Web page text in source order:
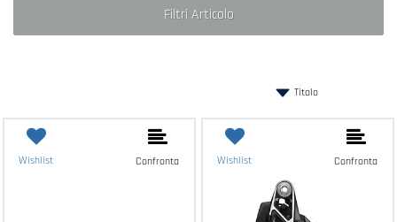
Filtri Articolo
Wishlist Confronta Wishlist Confronta